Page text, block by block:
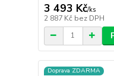
3 493 Kč/ks
2 887 Kč bez DPH
Doprava ZDARMA